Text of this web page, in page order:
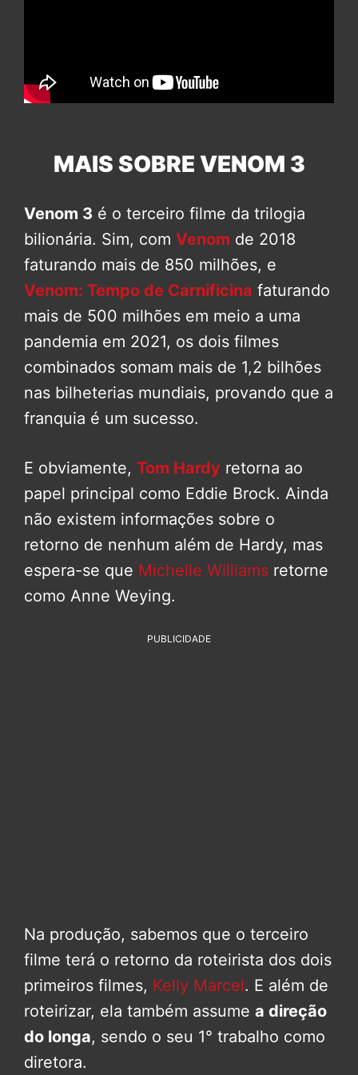
MAIS SOBRE VENOM 3
Venom 3 é o terceiro filme da trilogia
bilionária. Sim, com Venom de 2018
faturando mais de 850 milhões, e
Venom: Tempo de Carnificina faturando
mais de 500 milhões em meio a uma
pandemia em 2021, os dois filmes
combinados somam mais de 1,2 bilhões
nas bilheterias mundiais, provando que a
franquia é um sucesso.
E obviamente, Tom Hardy retorna ao
papel principal como Eddie Brock. Ainda
não existem informações sobre o
retorno de nenhum além de Hardy, mas
espera-se que Michelle Williams retorne
como Anne Weying.
PUBLICIDADE
Na produção, sabemos que o terceiro
filme terá o retorno da roteirista dos dois
primeiros filmes, Kelly Marcel. E além de
roteirizar, ela também assume a direção
do longa, sendo o seu 1° trabalho como
diretora.